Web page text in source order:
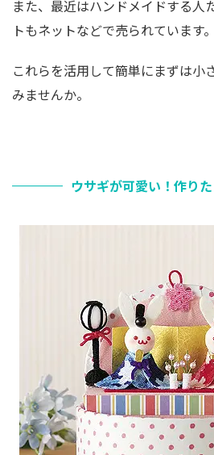
また、最近はハンドメイドする人
トもネットなどで売られています。
これらを活用して簡単にまずは小
みませんか。
ウサギが可愛い！作り